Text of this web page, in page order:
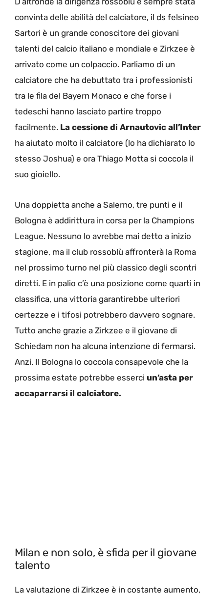
convinta delle abilità del calciatore, il ds felsineo
Sartori è un grande conoscitore dei giovani
talenti del calcio italiano e mondiale e Zirkzee è
arrivato come un colpaccio. Parliamo di un
calciatore che ha debuttato tra i professionisti
tra le fila del Bayern Monaco e che forse i
tedeschi hanno lasciato partire troppo
facilmente. La cessione di Arnautovic all’Inter
ha aiutato molto il calciatore (lo ha dichiarato lo
stesso Joshua) e ora Thiago Motta si coccola il
suo gioiello.
Una doppietta anche a Salerno, tre punti e il
Bologna è addirittura in corsa per la Champions
League. Nessuno lo avrebbe mai detto a inizio
stagione, ma il club rossoblù affronterà la Roma
nel prossimo turno nel più classico degli scontri
diretti. E in palio c’è una posizione come quarti in
classifica, una vittoria garantirebbe ulteriori
certezze e i tifosi potrebbero davvero sognare.
Tutto anche grazie a Zirkzee e il giovane di
Schiedam non ha alcuna intenzione di fermarsi.
Anzi. Il Bologna lo coccola consapevole che la
prossima estate potrebbe esserci un’asta per
accaparrarsi il calciatore.
Milan e non solo, è sfida per il giovane
talento
La valutazione di Zirkzee è in costante aumento,